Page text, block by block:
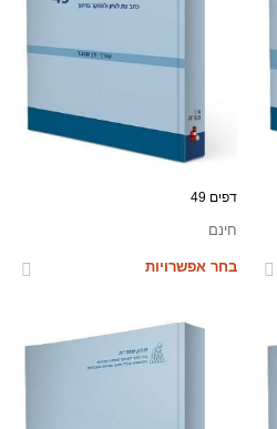
דפים 49
חינם
בחר אפשרויות